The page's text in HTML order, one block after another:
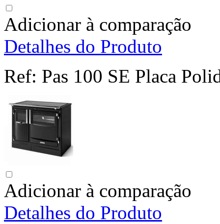
Adicionar à comparação
Detalhes do Produto
Ref: Pas 100 SE Placa
Adicionar à comparação
Detalhes do Produto